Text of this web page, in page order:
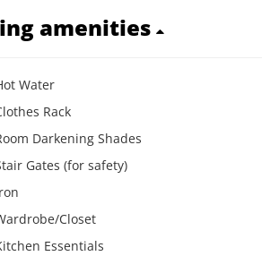
amenities
Water
Rack
Darkening Shades
Gates (for safety)
Closet
Essentials